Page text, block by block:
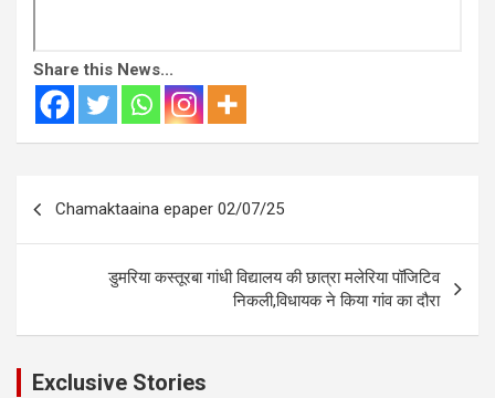
Share this News...
Chamaktaaina epaper 02/07/25
डुमरिया कस्तूरबा गांधी विद्यालय की छात्रा मलेरिया पॉजिटिव
निकली,विधायक ने किया गांव का दौरा
Exclusive Stories